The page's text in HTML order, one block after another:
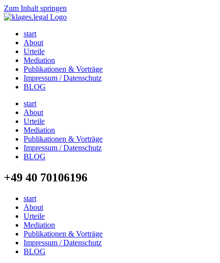
Zum Inhalt springen
start
About
Urteile
Mediation
Publikationen & Vorträge
Impressum / Datenschutz
BLOG
start
About
Urteile
Mediation
Publikationen & Vorträge
Impressum / Datenschutz
BLOG
+49 40 70106196
start
About
Urteile
Mediation
Publikationen & Vorträge
Impressum / Datenschutz
BLOG